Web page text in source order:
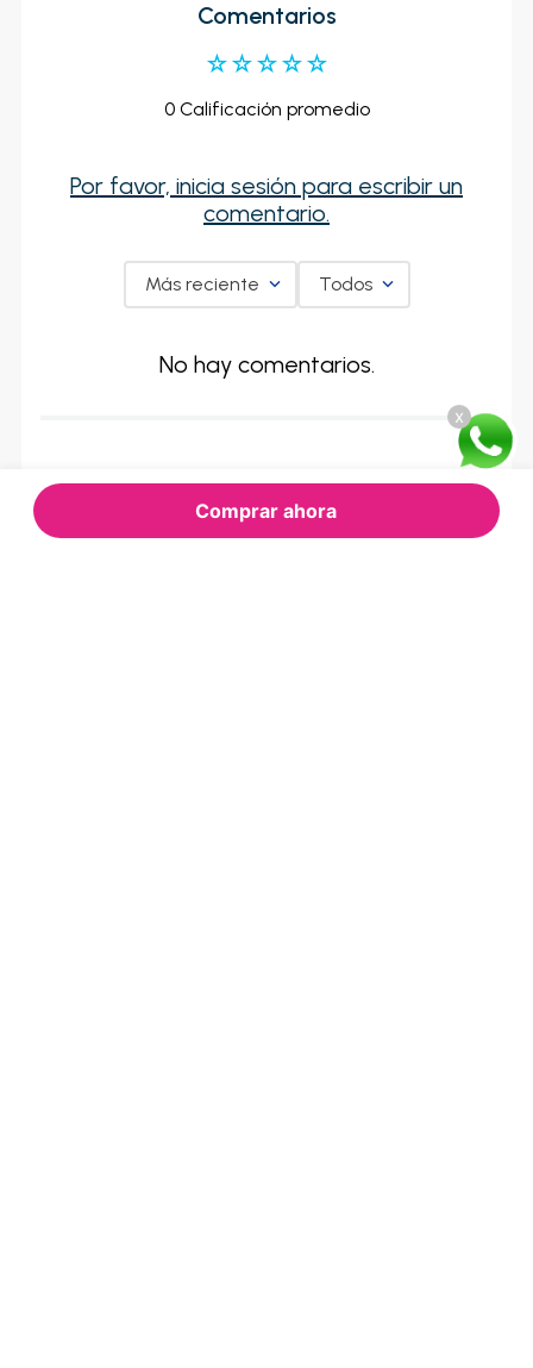
x
Comprar ahora
Comentarios
☆☆☆☆☆
0 Calificación promedio
Por favor, inicia sesión para escribir un
comentario.
Más reciente Todos
No hay comentarios.